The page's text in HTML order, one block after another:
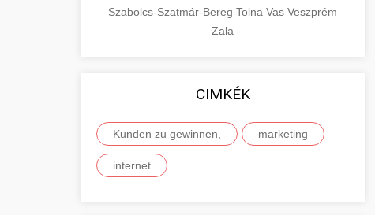
Szabolcs-Szatmár-Bereg Tolna Vas Veszprém
Zala
CIMKÉK
Kunden zu gewinnen, marketing
internet